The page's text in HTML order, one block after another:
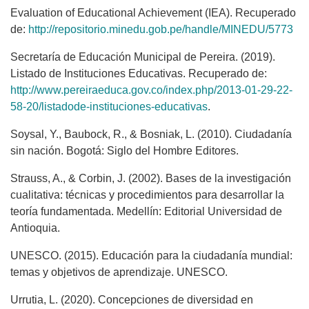
Evaluation of Educational Achievement (IEA). Recuperado
de: http://repositorio.minedu.gob.pe/handle/MINEDU/5773
Secretaría de Educación Municipal de Pereira. (2019).
Listado de Instituciones Educativas. Recuperado de:
http://www.pereiraeduca.gov.co/index.php/2013-01-29-22-
58-20/listadode-instituciones-educativas.
Soysal, Y., Baubock, R., & Bosniak, L. (2010). Ciudadanía
sin nación. Bogotá: Siglo del Hombre Editores.
Strauss, A., & Corbin, J. (2002). Bases de la investigación
cualitativa: técnicas y procedimientos para desarrollar la
teoría fundamentada. Medellín: Editorial Universidad de
Antioquia.
UNESCO. (2015). Educación para la ciudadanía mundial:
temas y objetivos de aprendizaje. UNESCO.
Urrutia, L. (2020). Concepciones de diversidad en